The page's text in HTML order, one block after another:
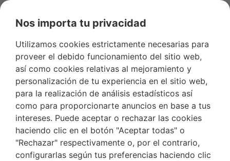
ALQUILER DE APARTAMENTOS
BARATOS EN ALCOCEBER
CATEGORIAS MAYO 9, 2014
Nos importa tu privacidad
Utilizamos cookies estrictamente necesarias para
proveer el debido funcionamiento del sitio web,
así como cookies relativas al mejoramiento y
personalización de tu experiencia en el sitio web,
para la realización de análisis estadísticos así
como para proporcionarte anuncios en base a tus
intereses. Puede aceptar o rechazar las cookies
haciendo clic en el botón "Aceptar todas" o
"Rechazar" respectivamente o, por el contrario,
configurarlas según tus preferencias haciendo clic